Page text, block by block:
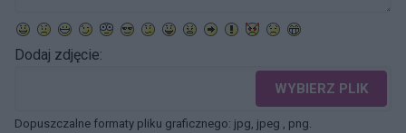
Dodaj zdjęcie:
WYBIERZ PLIK
Dopuszczalne formaty pliku graficznego: jpg, jpeg , png.